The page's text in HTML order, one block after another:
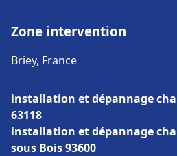
Zone intervention
Briey, France
installation et dépannage
63118
installation et dépannage
sous Bois 93600